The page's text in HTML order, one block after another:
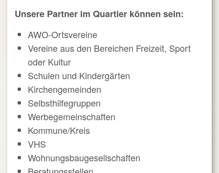
Unsere Partner im Quartier können sein:
AWO-Ortsvereine
Vereine aus den Bereichen Freizeit, Sport
oder Kultur
Schulen und Kindergärten
Kirchengemeinden
Selbsthilfegruppen
Werbegemeinschaften
Kommune/Kreis
VHS
Wohnungsbaugesellschaften